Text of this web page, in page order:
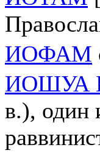
ИОФАМ
ИОШУА
в.), один